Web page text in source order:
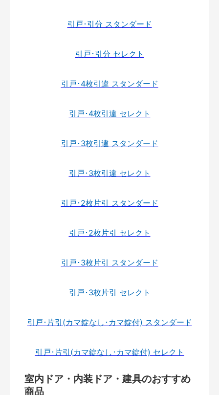
引戸･引分 スタンダード
引戸･引分 セレクト
引戸･4枚引違 スタンダード
引戸･4枚引違 セレクト
引戸･3枚引違 スタンダード
引戸･3枚引違 セレクト
引戸･2枚片引 スタンダード
引戸･2枚片引 セレクト
引戸･3枚片引 スタンダード
引戸･3枚片引 セレクト
引戸･片引(カマ錠なし･カマ錠付) スタンダード
引戸･片引(カマ錠なし･カマ錠付) セレクト
室内ドア・内装ドア・建具のおすすめ
商品